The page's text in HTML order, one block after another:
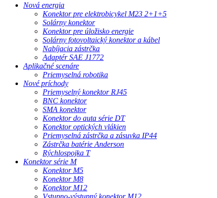
Nová energia
Konektor pre elektrobicykel M23 2+1+5
Solárny konektor
Konektor pre úložisko energie
Solárny fotovoltaický konektor a kábel
Nabíjacia zástrčka
Adaptér SAE J1772
Aplikačné scenáre
Priemyselná robotika
Nové príchody
Priemyselný konektor RJ45
BNC konektor
SMA konektor
Konektor do auta série DT
Konektor optických vlákien
Priemyselná zástrčka a zásuvka IP44
Zástrčka batérie Anderson
Rýchlospojka T
Konektor série M
Konektor M5
Konektor M8
Konektor M12
Vstupno-výstupný konektor M12